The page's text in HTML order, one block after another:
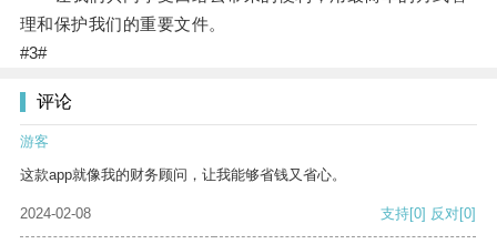
理和保护我们的重要文件。
#3#
评论
游客
这款app就像我的财务顾问，让我能够省钱又省心。
2024-02-08 支持[0] 反对[0]